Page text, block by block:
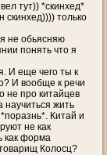
тут)) *скинхед*
только
не обьясняю
понять что я
И еще чего ты к
И вообще к речи
не про китайцев
научиться жить
Китай и
не как
как форма
Колосц?